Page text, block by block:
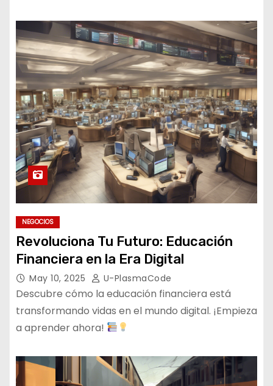
NEGOCIOS
Revoluciona Tu Futuro: Educación
Financiera en la Era Digital
May 10, 2025 U-PlasmaCode
Descubre cómo la educación financiera está
transformando vidas en el mundo digital. ¡Empieza
a aprender ahora!